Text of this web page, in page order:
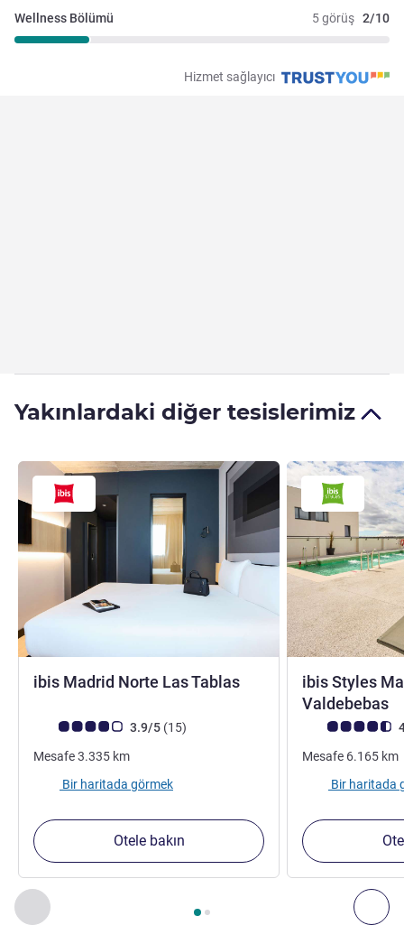
5 görüş 2/10
Wellness Bölümü
Hizmet sağlayıcı
Yakınlardaki diğer tesislerimiz
Önceki - Yakınlardaki diğer tesislerimiz
Sayfa , Yakınlardaki diğer tesislerimiz 1 :, Yakınlardaki
ibis Madrid Norte Las Tablas2 yıldız
Avis müşterileri puanı (ALL Puanlama)
3.9/5 (15görüş
)
Mesafe3.335 km
Bir haritada görmek
Otele bakın
ibis Styles
Valdebebas
Avis müşterileri
Mesafe 6.165 km
Bir haritada